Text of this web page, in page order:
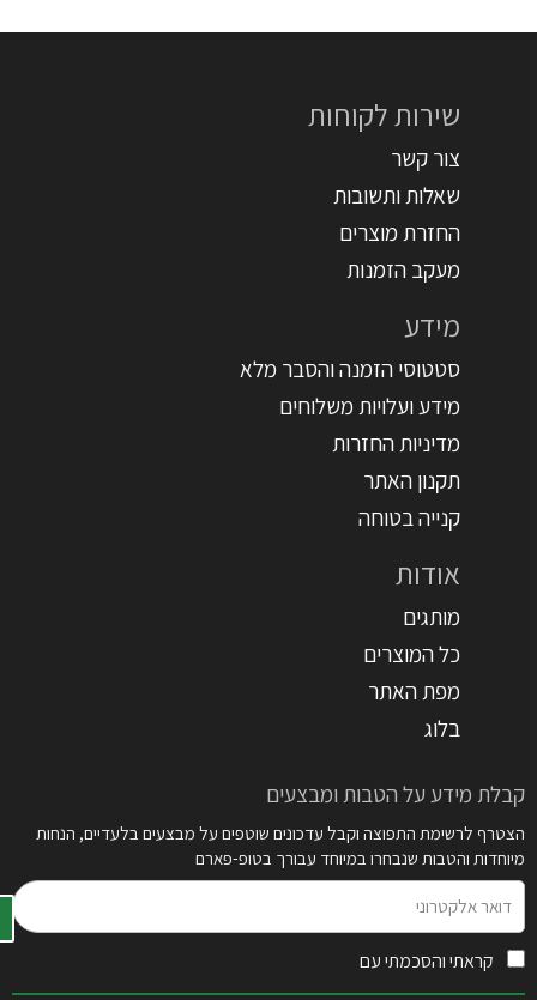
שירות לקוחות
צור קשר
שאלות ותשובות
החזרת מוצרים
מעקב הזמנות
מידע
סטטוסי הזמנה והסבר מלא
מידע ועלויות משלוחים
מדיניות החזרות
תקנון האתר
קנייה בטוחה
אודות
מותגים
כל המוצרים
מפת האתר
בלוג
קבלת מידע על הטבות ומבצעים
הצטרף לרשימת התפוצה וקבל עדכונים שוטפים על מבצעים בלעדיים, הנחות
מיוחדות והטבות שנבחרו במיוחד עבורך בטופ-פארם
אלקטרוני
קראתי והסכמתי עם